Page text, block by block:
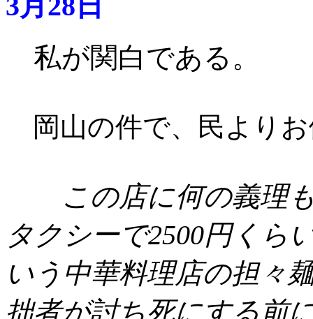
私が関白である。
岡山の件で、民より
この店に何の義理も
タクシーで2500円くら
いう中華料理店の担々
拙者が討ち死にする前